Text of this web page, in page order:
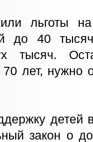
льготы
до 40
тысяч.
лет, нужно
детей
закон о